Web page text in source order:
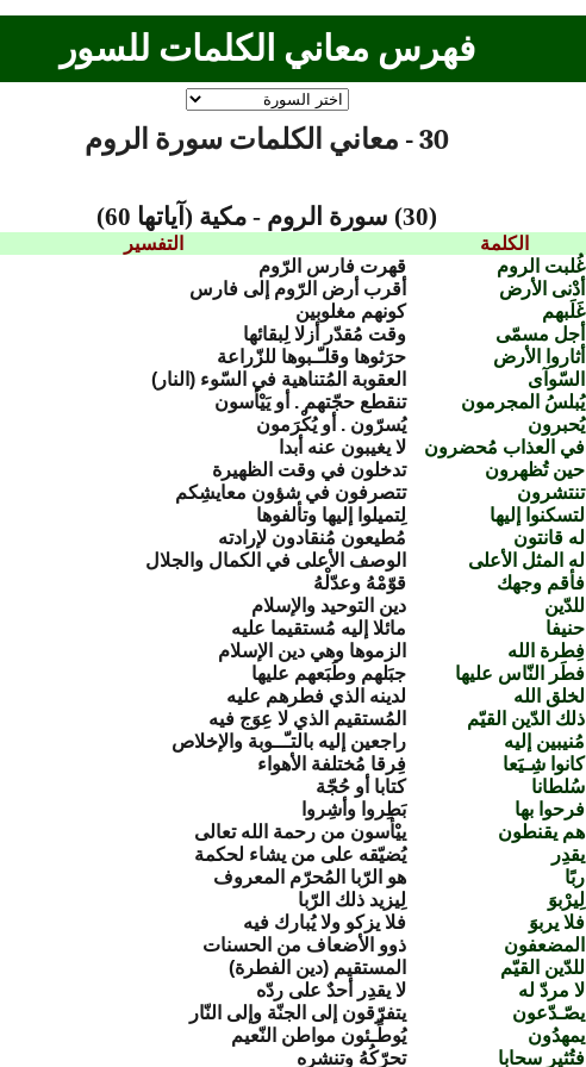
فهرس معاني الكلمات للسور
30 - معاني الكلمات سورة الروم
(30) سورة الروم - مكية (آياتها 60)
الكلمة التفسير
غُلبت الروم قهرت فارس الرّوم
أدْنى الأرض أقرب أرض الرّوم إلى فارس
غَلَبهم كونهم مغلوبين
أجل مسمّى وقت مُقدّر أزلا لِبقائها
أثاروا الأرض حرَثوها وقلـّـبوها للزّراعة
السّوآى العقوبة المُتناهية في السّوء (النار)
يُبلسُ المجرمون تنقطع حجّتهم . أو يَيْأسون
يُحبرون يُسرّون . أو يُكْرَمون
في العذاب مُحضرون لا يغيبون عنه أبدا
حين تُظهرون تدخلون في وقت الظهيرة
تنتشرون تتصرفون في شؤون معايشِكم
لتسكنوا إليها لِتميلوا إليها وتألفوها
له قانتون مُطيعون مُنقادون لإرادته
له المثل الأعلى الوصف الأعلى في الكمال والجلال
فأقم وجهك قوّمْهُ وعدّلْهُ
للدّين دين التوحيد والإسلام
حنيفا مائلا إليه مُستقيما عليه
فِطرة الله الزموها وهي دين الإسلام
فطَر النّاس عليها جبَلهم وطَبَعهم عليها
لخلق الله لدينه الذي فطرهم عليه
ذلك الدّين القيّم المُستقيم الذي لا عِوَج فيه
مُنيبين إليه راجعين إليه بالتـّــوبة والإخلاص
كانوا شِـيَعا فِرقا مُختلفة الأهواء
سُلطانا كتابا أو حُجّة
فرحوا بها بَطِروا وأشِروا
هم يقنطون ييْأسون من رحمة الله تعالى
يقدِر يُضيّقه على من يشاء لحكمة
ربًا هو الرّبا المُحرّم المعروف
لِيرْبوَ لِيزيد ذلك الرّبا
فلا يربوَ فلا يزكو ولا يُبارك فيه
المضعفون ذوو الأضعاف من الحسنات
للدّين القيّم المستقيم (دين الفطرة)
لا مردّ له لا يقدِر أحدٌ على ردّه
يصّـدّعون يتفرّقون إلى الجنّة وإلى النّار
يمهدُون يُوطِّـئون مواطن النّعيم
فتُثير سحابا تحرّكُهُ وتنشره